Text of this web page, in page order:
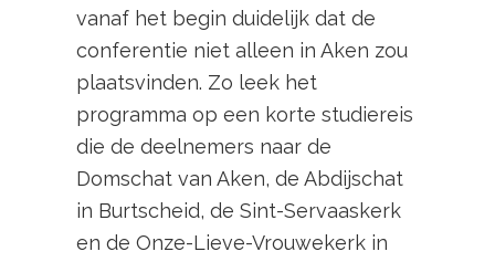
vanaf het begin duidelijk dat de
conferentie niet alleen in Aken zou
plaatsvinden. Zo leek het
programma op een korte studiereis
die de deelnemers naar de
Domschat van Aken, de Abdijschat
in Burtscheid, de Sint-Servaaskerk
en de Onze-Lieve-Vrouwekerk in